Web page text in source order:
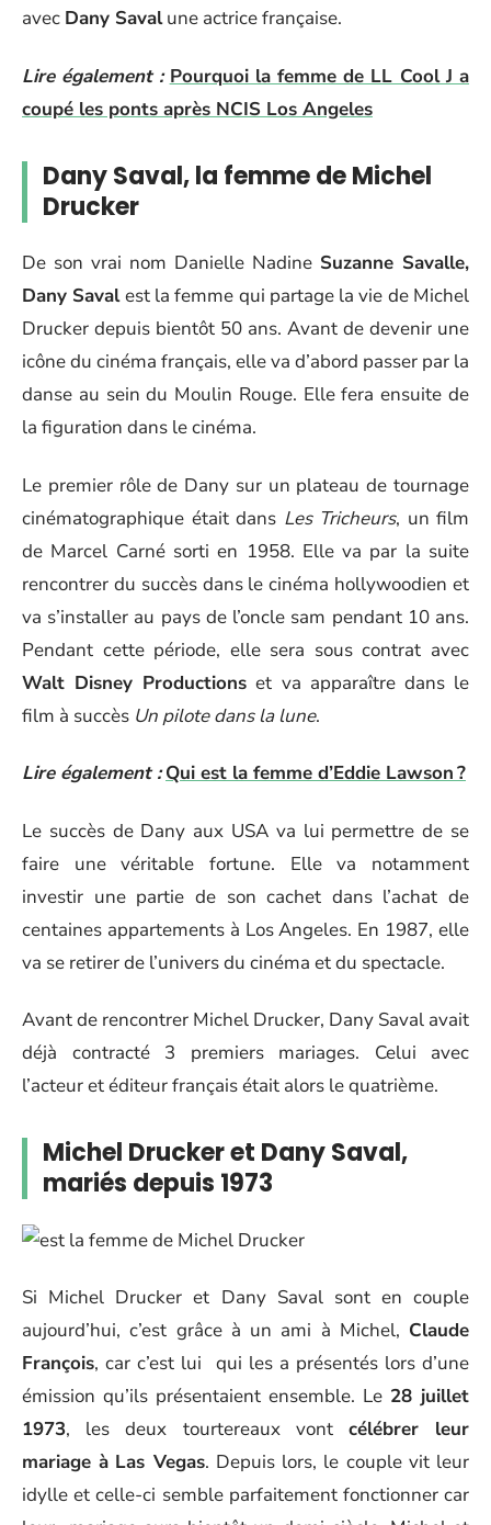
avec Dany Savalune actrice française.
Lire également : Pourquoi la femme de LL Cool J a
coupé les ponts après NCIS Los Angeles
Dany Saval, la femme de Michel
Drucker
De son vrai nom Danielle Nadine Suzanne Savalle,
Dany Savalest la femme qui partage la vie de Michel
Drucker depuis bientôt 50 ans. Avant de devenir une
icône du cinéma français, elle va d’abord passer par la
danse au sein du Moulin Rouge. Elle fera ensuite de
la figuration dans le cinéma.
Le premier rôle de Dany sur un plateau de tournage
cinématographique était dans Les Tricheurs, un film
de Marcel Carné sorti en 1958. Elle va par la suite
rencontrer du succès dans le cinéma hollywoodien et
va s’installer au pays de l’oncle sam pendant 10 ans.
Pendant cette période, elle sera sous contrat avec
Walt Disney Productions et va apparaître dans le
film à succès Un pilote dans la lune.
Lire également : Qui est la femme d’Eddie Lawson ?
Le succès de Dany aux USA va lui permettre de se
faire une véritable fortune. Elle va notamment
investir une partie de son cachet dans l’achat de
centaines appartements à Los Angeles. En 1987, elle
va se retirer de l’univers du cinéma et du spectacle.
Avant de rencontrer Michel Drucker, Dany Saval avait
déjà contracté 3 premiers mariages. Celui avec
l’acteur et éditeur français était alors le quatrième.
Michel Drucker et Dany Saval,
mariés depuis 1973
Si Michel Drucker et Dany Saval sont en couple
aujourd’hui, c’est grâce à un ami à Michel, Claude
François, car c’est lui qui les a présentés lors d’une
émission qu’ils présentaient ensemble. Le 28 juillet
1973, les deux tourtereaux vont célébrer leur
mariage à Las Vegas. Depuis lors, le couple vit leur
idylle et celle-ci semble parfaitement fonctionner car